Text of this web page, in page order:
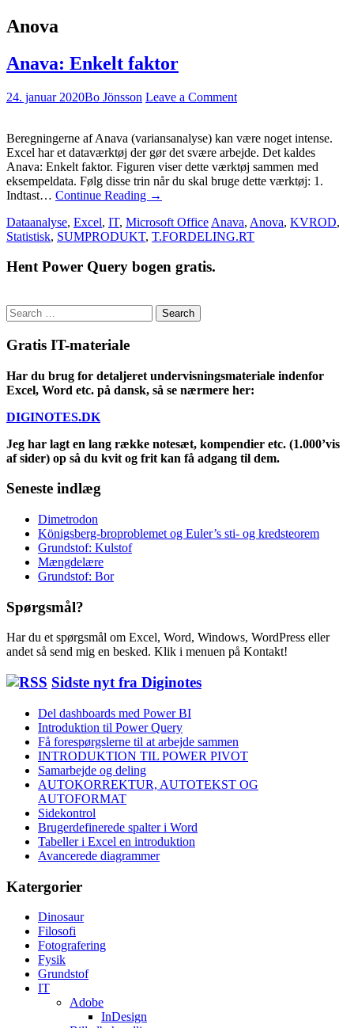
Anova
Anava: Enkelt faktor
24. januar 2020Bo Jönsson Leave a Comment
Beregningerne af Anava (variansanalyse) kan være noget intense.
Excel har et dataværktøj der gør det svære arbejde. Det kaldes
Anava: Enkelt faktor. Figuren viser dette værktøj sammen med
eksempeldata. Følg disse trin når du skal bruge dette værktøj: 1.
Indtast… Continue Reading →
Dataanalyse, Excel, IT, Microsoft Office Anava, Anova, KVROD,
Statistisk, SUMPRODUKT, T.FORDELING.RT
Hent Power Query bogen gratis.
Search
for:
Gratis IT-materiale
Har du brug for detaljeret undervisningsmateriale indenfor
Excel, Word etc. på dansk, så se nærmere her:
DIGINOTES.DK
Jeg har lagt en lang række notesæt, kompendier etc. (1.000’vis
af sider) op så du kvit og frit kan få adgang til dem.
Seneste indlæg
Dimetrodon
Königsberg-broproblemet og Euler’s sti- og kredsteorem
Grundstof: Kulstof
Mængdelære
Grundstof: Bor
Spørgsmål?
Har du et spørgsmål om Excel, Word, Windows, WordPress eller
andet så send mig en besked. Klik i menuen på Kontakt!
Sidste nyt fra Diginotes
Del dashboards med Power BI
Introduktion til Power Query
Få forespørgslerne til at arbejde sammen
INTRODUKTION TIL POWER PIVOT
Samarbejde og deling
AUTOKORREKTUR, AUTOTEKST OG
AUTOFORMAT
Sidekontrol
Brugerdefinerede spalter i Word
Tabeller i Excel en introduktion
Avancerede diagrammer
Katergorier
Dinosaur
Filosofi
Fotografering
Fysik
Grundstof
IT
Adobe
InDesign